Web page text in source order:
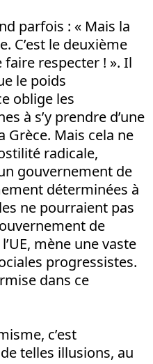
parfois : « Mais la
C’est le deuxième
faire respecter ! ». Il
le poids
oblige les
à s’y prendre d’une
Grèce. Mais cela ne
radicale,
gouvernement de
déterminées à
ne pourraient pas
de
mène une vaste
progressistes.
dans ce
c’est
telles illusions, au